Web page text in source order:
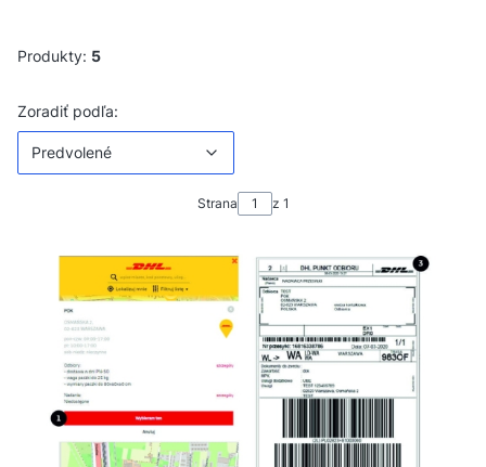
Produkty: 5
Zoznam produktov
Zoradiť podľa:
Predvolené
Strana z 1